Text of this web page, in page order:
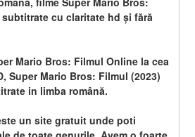
cu claritate hd și fără
Mario Bros: Filmul Online la cea
Super Mario Bros: Filmul (2023)
in limba română.
un site gratuit unde poti